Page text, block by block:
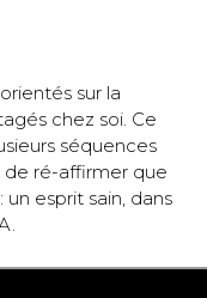
sur la
chez soi. Ce
séquences
ré-affirmer que
un esprit sain, dans